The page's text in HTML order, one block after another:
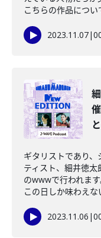
こちらの作品につい
2023.11.07|
ギタリストであり
ティスト、細井徳
のwwwで行われま
この日しか味わえ
2023.11.06 |